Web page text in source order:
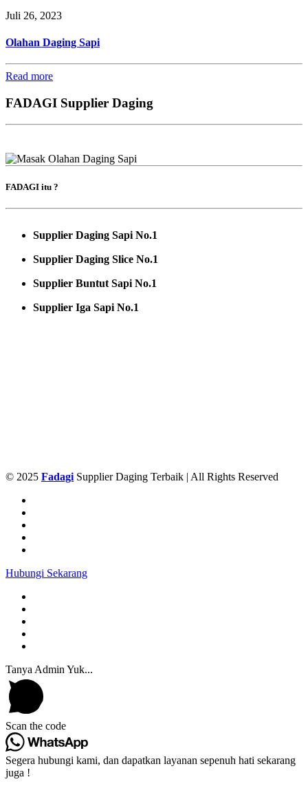
Juli 26, 2023
Olahan Daging Sapi
Read more
FADAGI Supplier Daging
FADAGI itu ?
Supplier Daging Sapi No.1
Supplier Daging Slice No.1
Supplier Buntut Sapi No.1
Supplier Iga Sapi No.1
© 2025 Fadagi Supplier Daging Terbaik | All Rights Reserved
Hubungi Sekarang
Tanya Admin Yuk...
Scan the code
Segera hubungi kami, dan dapatkan layanan sepenuh hati sekarang
juga !